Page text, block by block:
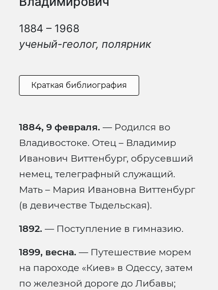
1884 – 1968
ученый-геолог, полярник
Краткая библиография
1884, 9 февраля. — Родился во
Владивостоке. Отец – Владимир
Иванович Виттенбург, обрусевший
немец, телеграфный служащий.
Мать – Мария Ивановна Виттенбург
(в девичестве Тыдельская).
1892. — Поступление в гимназию.
1899, весна. — Путешествие морем
на пароходе «Киев» в Одессу, затем
по железной дороге до Либавы;